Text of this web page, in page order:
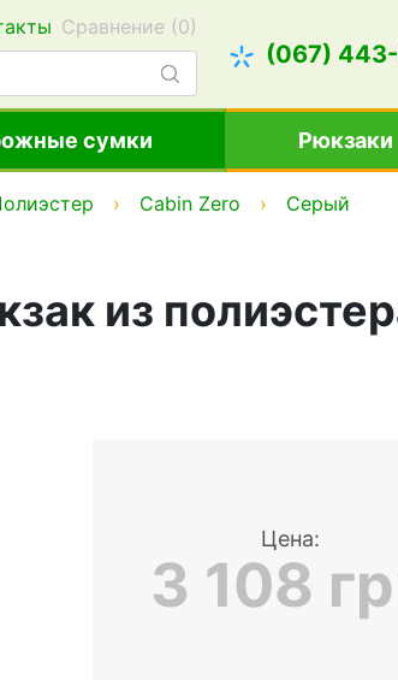
Сравнение (0)
(067)
сумки Рюкзаки
Cabin Zero
Серый
из
Цена:
3 108